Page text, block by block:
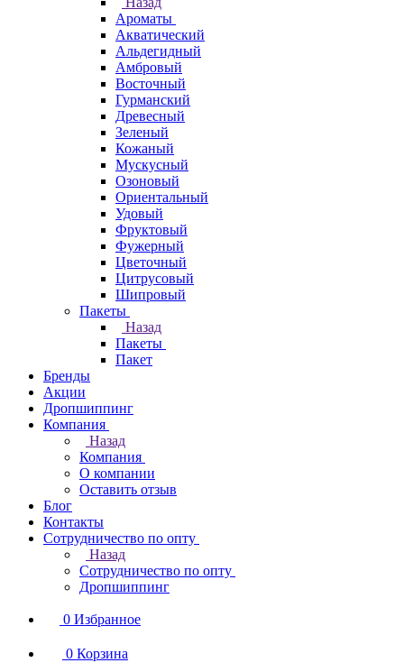
Ароматы
Акватический
Альдегидный
Амбровый
Восточный
Гурманский
Древесный
Зеленый
Кожаный
Мускусный
Озоновый
Ориентальный
Удовый
Фруктовый
Фужерный
Цветочный
Цитрусовый
Шипровый
Пакеты
Назад
Пакеты
Пакет
Бренды
Акции
Дропшиппинг
Компания
Назад
Компания
О компании
Оставить отзыв
Блог
Контакты
Сотрудничество по опту
Назад
Сотрудничество по опту
Дропшиппинг
0 Избранное
0 Корзина